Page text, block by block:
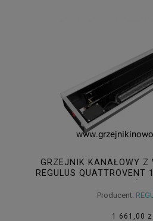
GRZEJNIK KANAŁOWY Z
REGULUS
Producent:
1 661,00